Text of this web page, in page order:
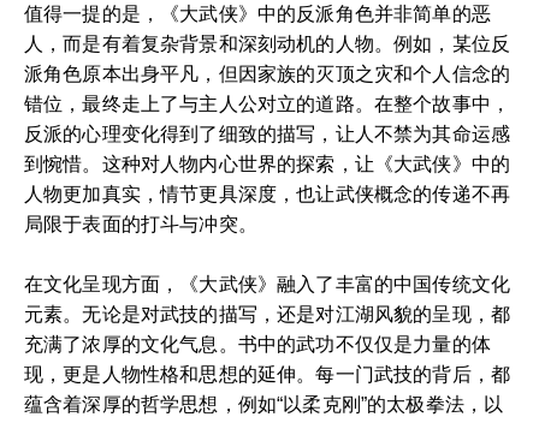
值得一提的是，《大武侠》中的反派角色并非简单的恶
人，而是有着复杂背景和深刻动机的人物。例如，某位反
派角色原本出身平凡，但因家族的灭顶之灾和个人信念的
错位，最终走上了与主人公对立的道路。在整个故事中，
反派的心理变化得到了细致的描写，让人不禁为其命运感
到惋惜。这种对人物内心世界的探索，让《大武侠》中的
人物更加真实，情节更具深度，也让武侠概念的传递不再
局限于表面的打斗与冲突。
在文化呈现方面，《大武侠》融入了丰富的中国传统文化
元素。无论是对武技的描写，还是对江湖风貌的呈现，都
充满了浓厚的文化气息。书中的武功不仅仅是力量的体
现，更是人物性格和思想的延伸。每一门武技的背后，都
蕴含着深厚的哲学思想，例如“以柔克刚”的太极拳法，以